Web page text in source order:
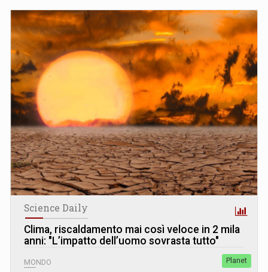
Science Daily
Clima, riscaldamento mai così veloce in 2 mila
anni: "Lʼimpatto dellʼuomo sovrasta tutto"
MONDO Planet